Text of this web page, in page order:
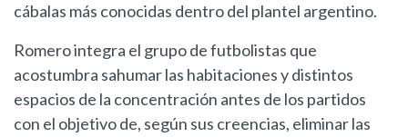
cábalas más conocidas dentro del plantel argentino.
Romero integra el grupo de futbolistas que
acostumbra sahumar las habitaciones y distintos
espacios de la concentración antes de los partidos
con el objetivo de, según sus creencias, eliminar las